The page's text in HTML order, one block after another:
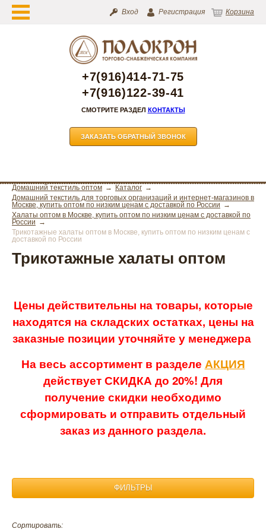
Вход Регистрация Корзина
+7(916)414-71-75
+7(916)122-39-41
СМОТРИТЕ РАЗДЕЛ КОНТАКТЫ
ЗАКАЗАТЬ ОБРАТНЫЙ ЗВОНОК
Домашний текстиль оптом
Каталог
Домашний текстиль для торговых организаций и интернет-магазинов в
Москве, купить оптом по низким ценам с доставкой по России
Халаты оптом в Москве, купить оптом по низким ценам с доставкой по
России
Трикотажные халаты оптом в Москве, купить оптом по низким ценам с
доставкой по России
Трикотажные халаты оптом
Цены действительны на товары, которые
находятся на складских остатках, цены на
заказные позиции уточняйте у менеджера
На весь ассортимент в разделе АКЦИЯ
действует СКИДКА до 20%! Для
получение скидки необходимо
сформировать и отправить отдельный
заказ из данного раздела.
ФИЛЬТРЫ
Материал:
Сортировать: